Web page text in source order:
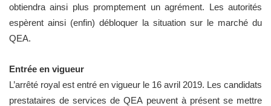
obtiendra ainsi plus promptement un agrément. Les autorités
espèrent ainsi (enfin) débloquer la situation sur le marché du
QEA.
Entrée en vigueur
L’arrêté royal est entré en vigueur le 16 avril 2019. Les candidats
prestataires de services de QEA peuvent à présent se mettre